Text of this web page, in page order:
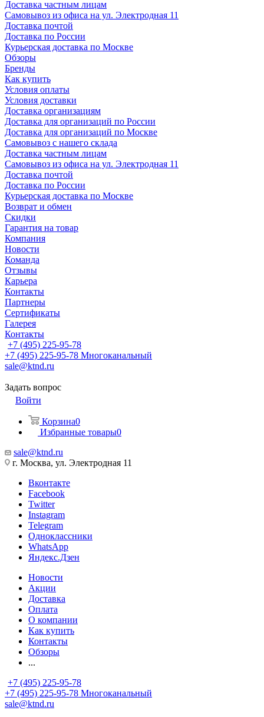
Доставка частным лицам
Самовывоз из офиса на ул. Электродная 11
Доставка почтой
Доставка по России
Курьерская доставка по Москве
Обзоры
Бренды
Как купить
Условия оплаты
Условия доставки
Доставка организациям
Доставка для организаций по России
Доставка для организаций по Москве
Самовывоз с нашего склада
Доставка частным лицам
Самовывоз из офиса на ул. Электродная 11
Доставка почтой
Доставка по России
Курьерская доставка по Москве
Возврат и обмен
Скидки
Гарантия на товар
Компания
Новости
Команда
Отзывы
Карьера
Контакты
Партнеры
Сертификаты
Галерея
Контакты
+7 (495) 225-95-78
+7 (495) 225-95-78 Многоканальный
sale@ktnd.ru
Задать вопрос
Войти
Корзина0
Избранные товары0
sale@ktnd.ru
г. Москва, ул. Электродная 11
Вконтакте
Facebook
Twitter
Instagram
Telegram
Одноклассники
WhatsApp
Яндекс.Дзен
Новости
Акции
Доставка
Оплата
О компании
Как купить
Контакты
Обзоры
...
+7 (495) 225-95-78
+7 (495) 225-95-78 Многоканальный
sale@ktnd.ru